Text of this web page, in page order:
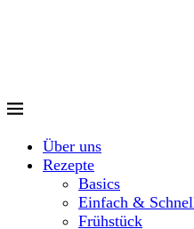
Über uns
Rezepte
Basics
Einfach &
Frühstück